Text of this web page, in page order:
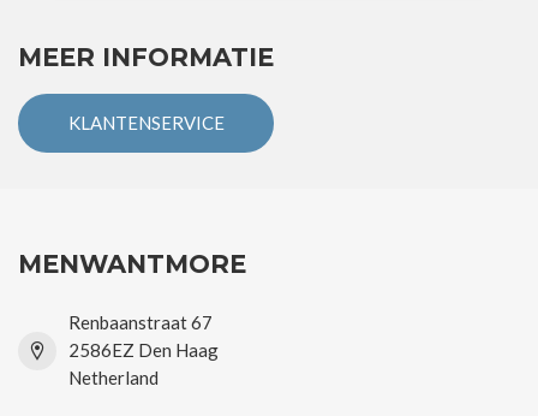
MEER INFORMATIE
KLANTENSERVICE
MENWANTMORE
Renbaanstraat 67
2586EZ Den Haag
Netherland